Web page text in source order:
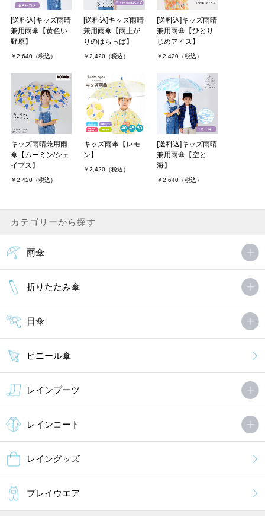
[送料込]キッズ雨晴
兼用雨傘【黄色い
野原】
￥2,640（税込）
[送料込]キッズ雨晴
兼用雨傘【雨上が
りのはらっぱ】
￥2,420（税込）
[送料込]キッズ雨晴
兼用雨傘【ひとり
じめアイス】
￥2,420（税込）
キッズ雨晴兼用雨
傘【ムーミン/シェ
イプス】
￥2,420（税込）
キッズ雨傘【レモ
ン】
￥2,420（税込）
[送料込]キッズ雨晴
兼用雨傘【空と
海】
￥2,640（税込）
カテゴリーから探す
雨傘
折りたたみ傘
日傘
ビニール傘
レインブーツ
レインコート
レイングッズ
プレイウエア